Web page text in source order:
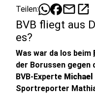
Teilen: mailopen_in_new
BVB fliegt aus
es?
Was war da los beim
der Borussen gegen
BVB-Experte
Sportreporter